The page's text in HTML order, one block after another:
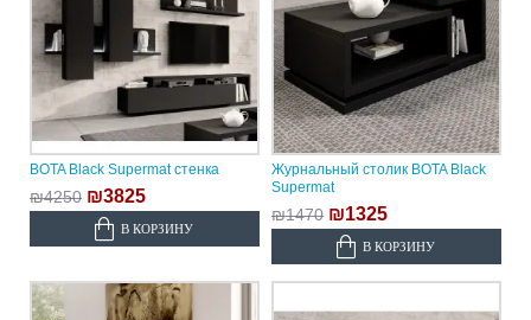
BOTA Black Supermat стенка
₪4250 ₪3825
В КОРЗИНУ
Журнальный столик BOTA Black
Supermat
₪1470 ₪1325
В КОРЗИНУ